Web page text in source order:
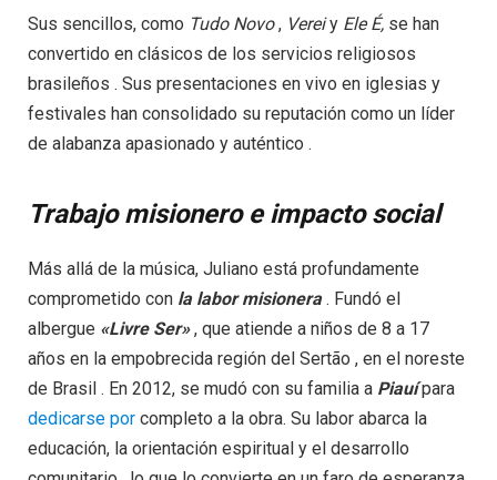
Sus sencillos, como Tudo Novo, Vereiy EleÉ, se han
convertido en clásicos de los servicios religiosos
brasileños . Sus presentaciones en vivo en iglesias y
festivales han consolidado su reputación como un líder
de alabanza apasionado y auténtico .
Trabajo misionero e impacto social
Más allá de la música, Juliano está profundamente
comprometido con la labor misionera. Fundó el
albergue «Livre Ser», que atiende a niños de 8 a 17
años en la empobrecida región del Sertão , en el noreste
de Brasil . En 2012, se mudó con su familia a Piauípara
dedicarse por completo a la obra. Su labor abarca la
educación, la orientación espiritual y el desarrollo